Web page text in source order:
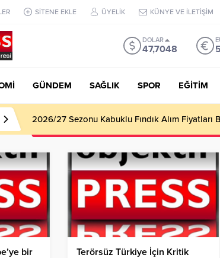
SİTENE EKLE ÜYELİK KÜNYE VE İLETİŞİM
DOLAR
47,7048
GÜNDEM SAĞLIK SPOR EĞİTİM
Haliliye Belediyesi Her Gün 4 Bin 898 Kişiye
bir
Terörsüz Türkiye İçin Kritik